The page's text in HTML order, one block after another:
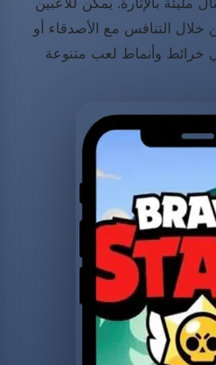
خلال التنافس مع الأصدقاء أو